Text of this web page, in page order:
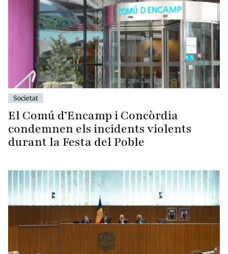
Societat
El Comú d’Encamp i Concòrdia
condemnen els incidents violents
durant la Festa del Poble